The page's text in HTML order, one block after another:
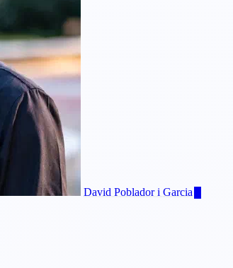
David Poblador i Garcia